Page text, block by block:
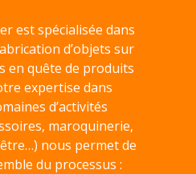
est spécialisée dans
d’objets sur
en quête de produits
expertise dans
d’activités
maroquinerie,
nous permet de
du processus :